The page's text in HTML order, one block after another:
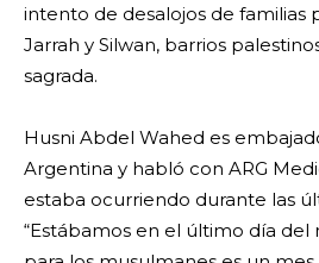
intento de desalojos de familias
Jarrah y Silwan, barrios
sagrada.
Husni Abdel Wahed es
Argentina y habló con ARG
estaba ocurriendo durante las
“Estábamos en el último día del